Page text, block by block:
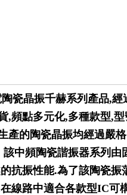
瓷晶振千赫系列產品,經
,頻點多元化,多種款型,
產的陶瓷晶振均經過嚴
該中頻陶瓷諧振器系列
抗振性能.為了該陶瓷
線路中適合各款型IC可